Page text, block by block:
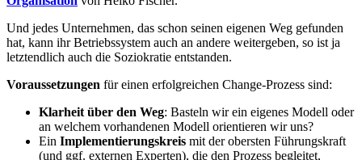
Und jedes Unternehmen, das schon seinen eigenen Weg gefunden
hat, kann ihr Betriebssystem auch an andere weitergeben, so ist ja
letztendlich auch die Soziokratie entstanden.
Voraussetzungen für einen erfolgreichen Change-Prozess sind:
Klarheit über den Weg: Basteln wir ein eigenes Modell oder
an welchem vorhandenen Modell orientieren wir uns?
Ein Implementierungskreis mit der obersten Führungskraft
(und ggf. externen Experten), die den Prozess begleitet,